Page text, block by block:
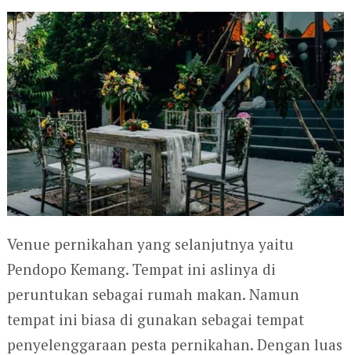
Venue pernikahan yang selanjutnya yaitu
Pendopo Kemang. Tempat ini aslinya di
peruntukan sebagai rumah makan. Namun
tempat ini biasa di gunakan sebagai tempat
penyelenggaraan pesta pernikahan. Dengan luas